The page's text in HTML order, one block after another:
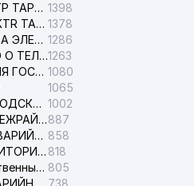
САМАРКАНД ЭЛЕКТР ТАРМОКЛАРИ АО 1398
SURHONDARYO ELEKTR TARMOKLARI АО 1378
АВАРИЙНАЯ СЛУЖБА ЭЛЕКТРОСЕТИ ТАШКЕНТСКОГО РАЙОНА 1286
СПРАВОЧНОЕ БЮРО О ТЕЛЕФОНАХ ОРГАНИЗАЦИЙ г. ТАШКЕНТА1263
ТЕЛЕФОНЫ ДОВЕРИЯ ГОСУДАРСТВЕННОГО ЦЕНТРА ТЕСТИРОВАНИЯ 1080
1065
ТАШКЕНТСКИЙ ГОРОДСКОЙ СУД ПО ГРАЖДАНСКИМ ДЕЛАМ 1002
ЯККАСАРАЙСКИЙ МЕЖРАЙОННЫЙ СУД ПО ГРАЖДАНСКИМ ДЕЛАМ887
ЮНУСАБАДСКАЯ АВАРИЙНАЯ СЛУЖБА ЭЛЕКТРОСЕТИ 858
НАВОИЙСКОЕ ТЕРРИТОРИАЛЬНОЕ ПРЕДПРИЯТИЕ ЭЛЕКТРОСЕТИ АО 818
Ташкентский следственный изолятор 805
СЕРГЕЛИЙСКАЯ АВАРИЙНАЯ СЛУЖБА ЭЛЕКТРОСЕТИ 738